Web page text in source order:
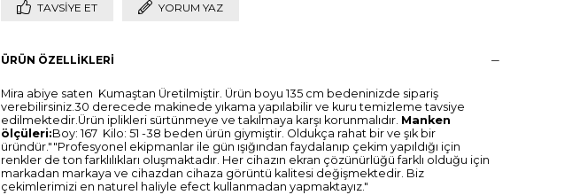
TAVSIYE ET YORUM YAZ
ÜRÜN ÖZELLIKLERI
Mira abiye saten Kumaştan Üretilmiştir. Ürün boyu 135 cm bedeninizde sipariş
verebilirsiniz.30 derecede makinede yıkama yapılabilir ve kuru temizleme tavsiye
edilmektedir.Ürün iplikleri sürtünmeye ve takılmaya karşı korunmalıdır. Manken
ölçüleri:Boy: 167 Kilo: 51 -38 beden ürün giymiştir. Oldukça rahat bir ve şık bir
üründür.""Profesyonel ekipmanlar ile gün ışığından faydalanıp çekim yapıldığı için
renkler de ton farklılıkları oluşmaktadır. Her cihazın ekran çözünürlüğü farklı olduğu için
markadan markaya ve cihazdan cihaza görüntü kalitesi değişmektedir. Biz
çekimlerimizi en naturel haliyle efect kullanmadan yapmaktayız."